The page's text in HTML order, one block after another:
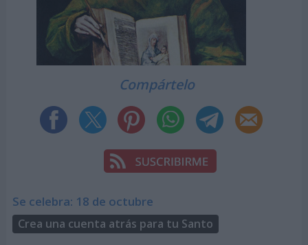
Compártelo
Se celebra: 18 de octubre
Crea una cuenta atrás para tu Santo